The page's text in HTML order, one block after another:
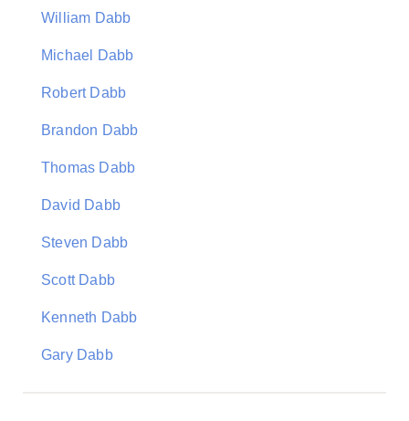
William Dabb
Michael Dabb
Robert Dabb
Brandon Dabb
Thomas Dabb
David Dabb
Steven Dabb
Scott Dabb
Kenneth Dabb
Gary Dabb